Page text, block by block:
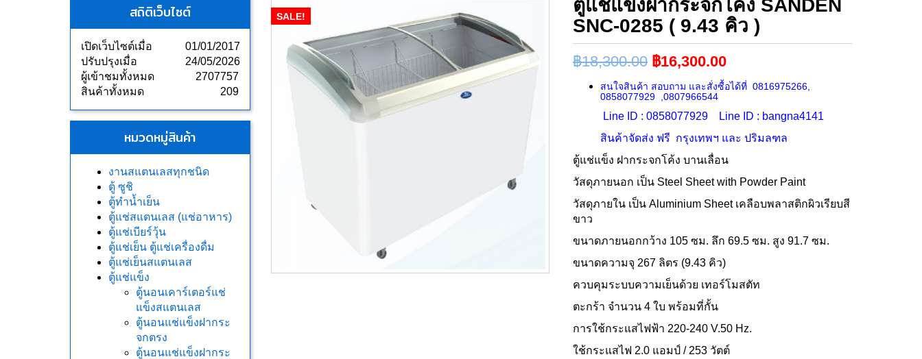
สถิติเว็บไซต์
เปิดเว็บไซต์เมื่อ
01/01/2017
ปรับปรุงเมื่อ
24/05/2026
ผู้เข้าชมทั้งหมด
2707757
สินค้าทั้งหมด
209
หมวดหมู่สินค้า
งานสแตนเลสทุกชนิด
ตู้ ซูชิ
ตู้ทำน้ำเย็น
ตู้แช่สแตนเลส (แช่อาหาร)
ตู้แช่เบียร์วุ้น
ตู้แช่เย็น ตู้แช่เครื่องดื่ม
ตู้แช่เย็นสแตนเลส
ตู้แช่แข็ง
ตู้นอนเคาร์เตอร์แช่
แข็งสแตนเลส
ตู้นอนแช่แข็งฝากระ
จกตรง
ตู้นอนแช่แข็งฝากระ
SALE!
ตู้แช่แข็งฝากระจกโค้ง SANDEN
SNC-0285 ( 9.43 คิว )
฿18,300.00 ฿16,300.00
สนใจสินค้า สอบถาม และสั่งซื้อได้ที่ 0816975266,
0858077929 ,0807966544
Line ID : 0858077929 Line ID : bangna4141
สินค้าจัดส่ง ฟรี กรุงเทพฯ และ ปริมลฑล
ตู้แช่แข็ง ฝากระจกโค้ง บานเลื่อน
วัสดุภายนอก เป็น Steel Sheet with Powder Paint
วัสดุภายใน เป็น Aluminium Sheet เคลือบพลาสติกผิวเรียบสี
ขาว
ขนาดภายนอกกว้าง 105 ซม. ลึก 69.5 ซม. สูง 91.7 ซม.
ขนาดความจุ 267 ลิตร (9.43 คิว)
ควบคุมระบบความเย็นด้วย เทอร์โมสตัท
ตะกร้า จำนวน 4 ใบ พร้อมที่กั้น
การใช้กระแสไฟฟ้า 220-240 V.50 Hz.
ใช้กระแสไฟ 2.0 แอมป์ / 253 วัตต์